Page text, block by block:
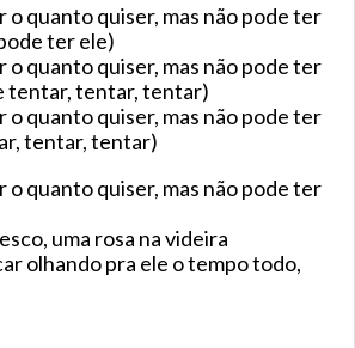
o quanto quiser, mas não pode ter
ter ele)
o quanto quiser, mas não pode ter
tentar, tentar, tentar)
o quanto quiser, mas não pode ter
tentar, tentar)
o quanto quiser, mas não pode ter
uma rosa na videira
olhando pra ele o tempo todo,